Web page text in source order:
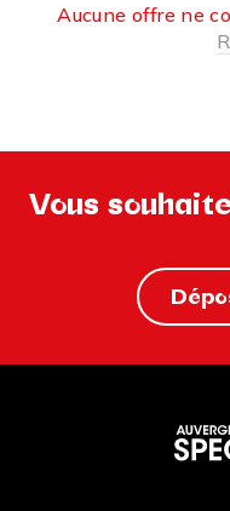
Aucune offre ne
Vous